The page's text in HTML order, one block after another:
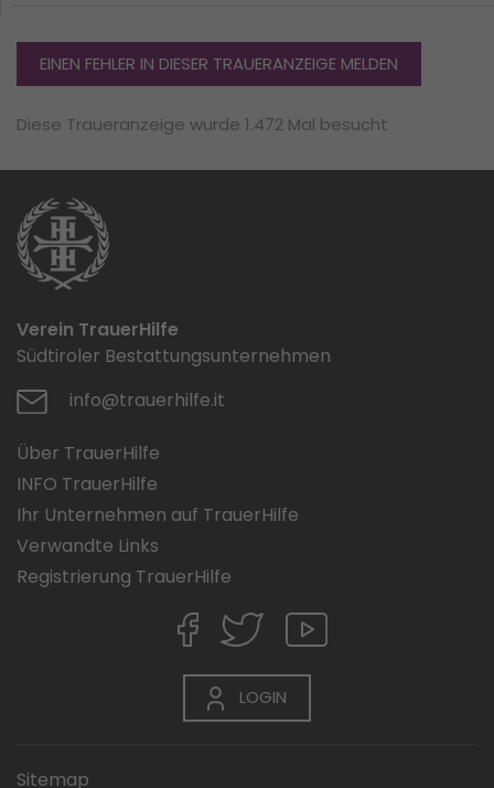
EINEN FEHLER IN DIESER TRAUERANZEIGE MELDEN
Diese Traueranzeige wurde 1.472 Mal besucht
Verein TrauerHilfe
Südtiroler Bestattungsunternehmen
info@trauerhilfe.it
Über TrauerHilfe
INFO TrauerHilfe
Ihr Unternehmen auf TrauerHilfe
Verwandte Links
Registrierung TrauerHilfe
LOGIN
Sitemap